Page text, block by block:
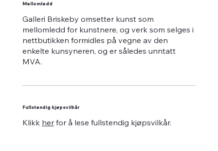
Mellomledd
Galleri Briskeby omsetter kunst som
mellomledd for kunstnere, og verk som selges i
nettbutikken formidles på vegne av den
enkelte kunsyneren, og er således unntatt
MVA.
Fullstendig kjøpsvilkår
Klikk herfor å lese fullstendig kjøpsvilkår.